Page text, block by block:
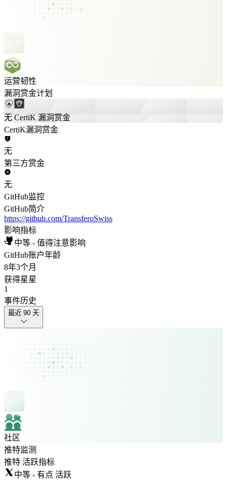
运营韧性
漏洞赏金计划
无 CertiK 漏洞赏金
CertiK漏洞赏金
无
第三方赏金
无
GitHub监控
GitHub简介
https://github.com/TransferoSwiss
影响指标
中等 - 值得注意影响
GitHub账户年龄
8年3个月
获得星星
1
事件历史
最近 90 天
社区
推特监测
推特 活跃指标
中等 - 有点 活跃